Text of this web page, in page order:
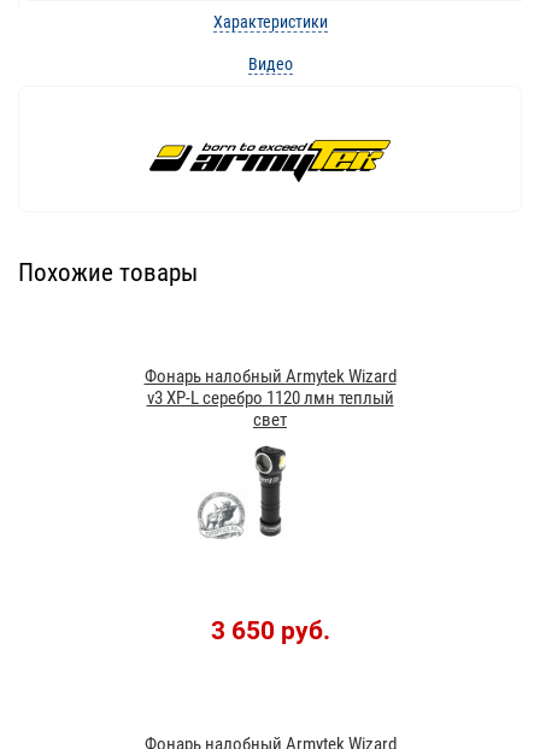
Характеристики
Видео
Похожие товары
Фонарь налобный Armytek Wizard
v3 XP-L серебро 1120 лмн теплый
свет
3 650 руб.
Фонарь налобный Armytek Wizard